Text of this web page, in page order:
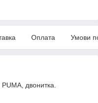
Оплата Умови
двонитка.